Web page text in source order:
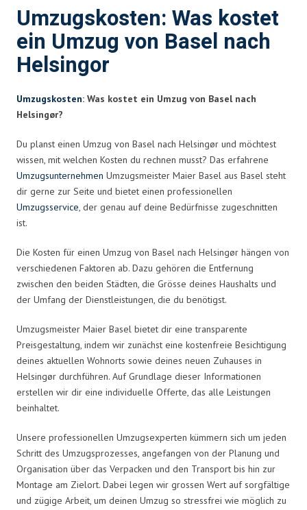
Umzugskosten: Was kostet
ein Umzug von Basel nach
Helsingor
Umzugskosten: Was kostet ein Umzug von Basel nach
Helsingør?
Du planst einen Umzug von Basel nach Helsingør und möchtest
wissen, mit welchen Kosten du rechnen musst? Das erfahrene
Umzugsunternehmen Umzugsmeister Maier Basel aus Basel steht
dir gerne zur Seite und bietet einen professionellen
Umzugsservice, der genau auf deine Bedürfnisse zugeschnitten
ist.
Die Kosten für einen Umzug von Basel nach Helsingør hängen von
verschiedenen Faktoren ab. Dazu gehören die Entfernung
zwischen den beiden Städten, die Grösse deines Haushalts und
der Umfang der Dienstleistungen, die du benötigst.
Umzugsmeister Maier Basel bietet dir eine transparente
Preisgestaltung, indem wir zunächst eine kostenfreie Besichtigung
deines aktuellen Wohnorts sowie deines neuen Zuhauses in
Helsingør durchführen. Auf Grundlage dieser Informationen
erstellen wir dir eine individuelle Offerte, das alle Leistungen
beinhaltet.
Unsere professionellen Umzugsexperten kümmern sich um jeden
Schritt des Umzugsprozesses, angefangen von der Planung und
Organisation über das Verpacken und den Transport bis hin zur
Montage am Zielort. Dabei legen wir grossen Wert auf sorgfältige
und zügige Arbeit, um deinen Umzug so stressfrei wie möglich zu